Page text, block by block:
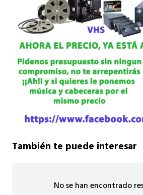
También te puede interesar
No se han encontrado